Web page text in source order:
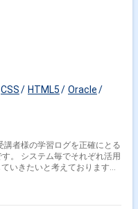
CSS HTML5
Oracle
者様の学習ログを正確にとる
。 システム毎でそれぞれ活用
いきたいと考えております。